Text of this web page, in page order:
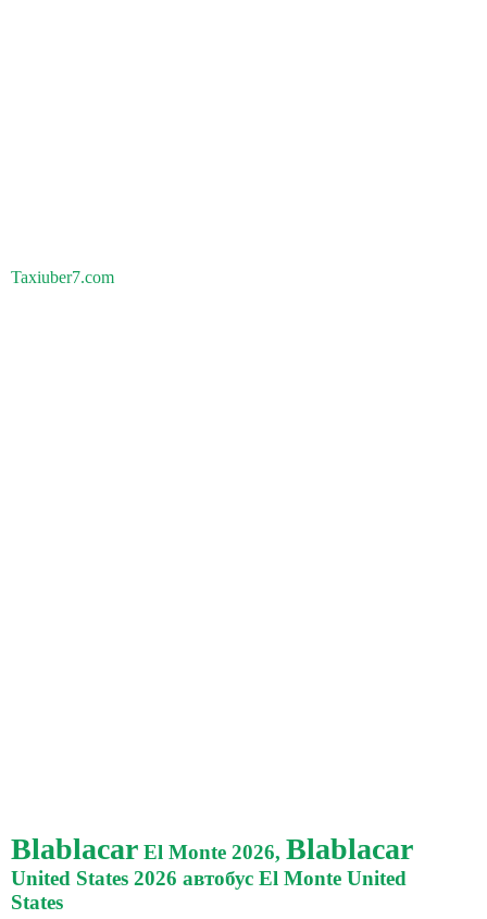
Taxiuber7.com
Blablacar El Monte 2026, Blablacar
United States 2026 автобус El Monte United
States